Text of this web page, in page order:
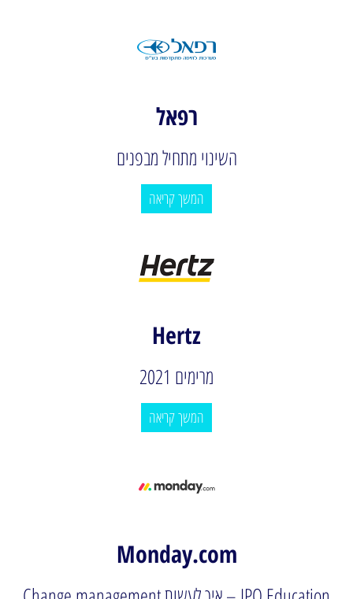
רפאל
השינוי מתחיל מבפנים
המשך קריאה
Hertz
מרימים 2021
המשך קריאה
Monday.com